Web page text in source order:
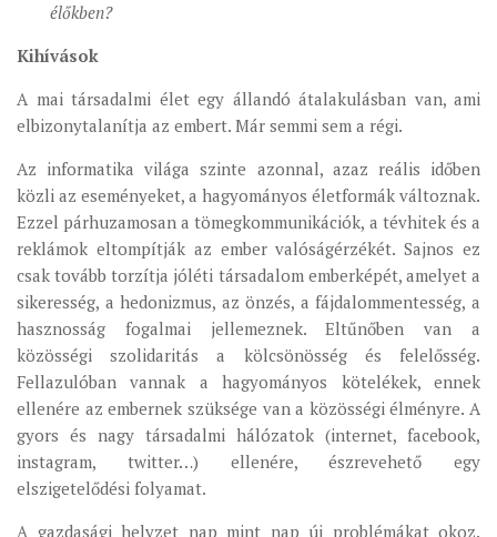
élőkben?
Kihívások
A mai társadalmi élet egy állandó átalakulásban van, ami
elbizonytalanítja az embert. Már semmi sem a régi.
Az informatika világa szinte azonnal, azaz reális időben
közli az eseményeket, a hagyományos életformák változnak.
Ezzel párhuzamosan a tömegkommunikációk, a tévhitek és a
reklámok eltompítják az ember valóságérzékét. Sajnos ez
csak tovább torzítja jóléti társadalom emberképét, amelyet a
sikeresség, a hedonizmus, az önzés, a fájdalommentesség, a
hasznosság fogalmai jellemeznek. Eltűnőben van a
közösségi szolidaritás a kölcsönösség és felelősség.
Fellazulóban vannak a hagyományos kötelékek, ennek
ellenére az embernek szüksége van a közösségi élményre. A
gyors és nagy társadalmi hálózatok (internet, facebook,
instagram, twitter…) ellenére, észrevehető egy
elszigetelődési folyamat.
A gazdasági helyzet nap mint nap új problémákat okoz.